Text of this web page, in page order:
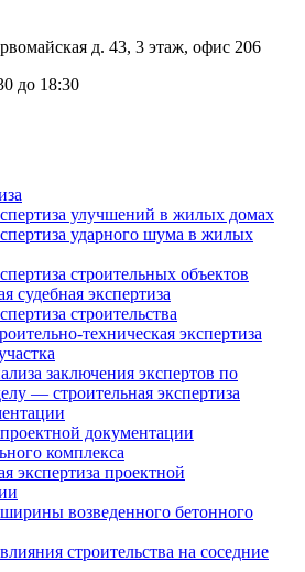
д. 43, 3 этаж, офис 206
до 18:30
улучшений в жилых домах
ударного шума в жилых
строительных объектов
судебная экспертиза
строительства
техническая экспертиза
заключения экспертов по
— строительная экспертиза
документации
комплекса
экспертиза проектной
возведенного бетонного
строительства на соседние